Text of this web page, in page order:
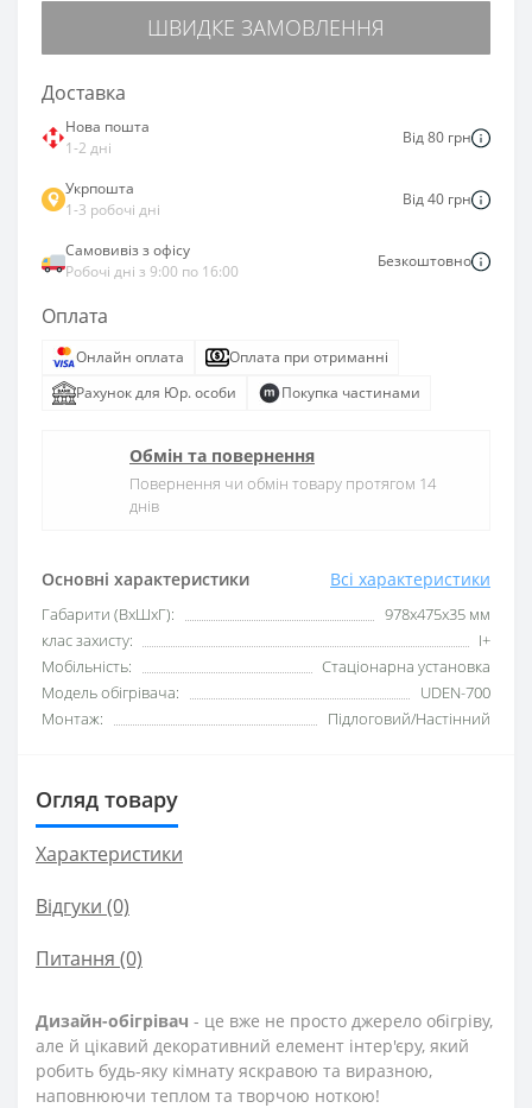
Основні характеристики Всі характеристики
Габарити (ВхШхГ):
978х475х35 мм
клас захисту:
I+
Мобільність:
Стаціонарна установка
Модель обігрівача:
UDEN-700
Монтаж:
Підлоговий/Настінний
ШВИДКЕ ЗАМОВЛЕННЯ
Доставка
Нова пошта
1-2 дні
Від 80 грн
Укрпошта
1-3 робочі дні
Від 40 грн
Самовивіз з офісу
Робочі дні з 9:00 по 16:00
Безкоштовно
Оплата
Онлайн оплата
Оплата при отриманні
Рахунок для Юр. особи
Покупка частинами
Обмін та повернення
Повернення чи обмін товару протягом 14
днів
Огляд товару
Характеристики
Відгуки (0)
Питання (0)
Дизайн-обігрівач - це вже не просто джерело обігріву,
але й цікавий декоративний елемент інтер'єру, який
робить будь-яку кімнату яскравою та виразною,
наповнюючи теплом та творчою ноткою!